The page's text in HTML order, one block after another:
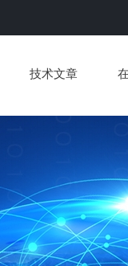
技术文章